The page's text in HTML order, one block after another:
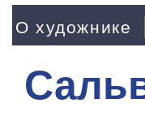
О художнике